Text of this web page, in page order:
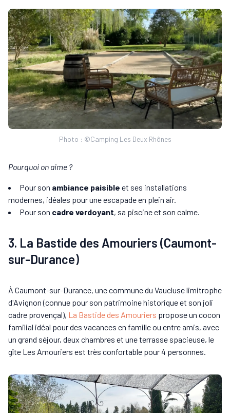
Photo : ©Camping Les Deux Rhônes
Pourquoi on aime ?
Pour son ambiance paisible et ses installations
modernes, idéales pour une escapade en plein air.
Pour son cadre verdoyant, sa piscine et son calme.
3. La Bastide des Amouriers (Caumont-
sur-Durance)
À Caumont-sur-Durance, une commune du Vaucluse limitrophe
d'Avignon (connue pour son patrimoine historique et son joli
cadre provençal), La Bastide des Amouriers propose un cocon
familial idéal pour des vacances en famille ou entre amis, avec
un grand séjour, deux chambres et une terrasse spacieuse, le
gîte Les Amouriers est très confortable pour 4 personnes.